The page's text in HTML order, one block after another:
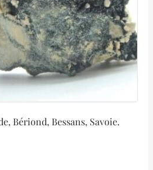
Bériond, Bessans, Savoie.